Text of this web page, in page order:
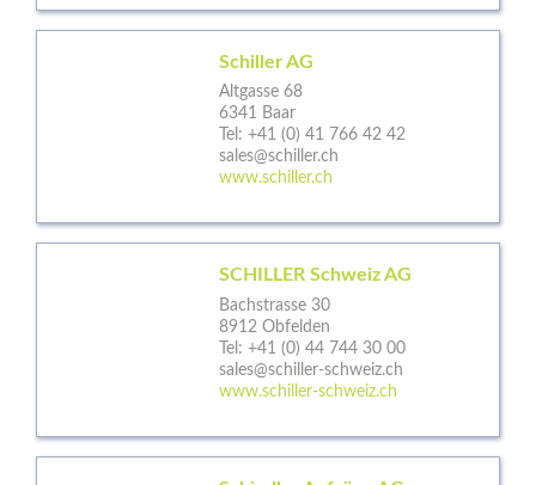
Schiller AG
Altgasse 68
6341 Baar
Tel: +41 (0) 41 766 42 42
sales@schiller.ch
www.schiller.ch
SCHILLER Schweiz AG
Bachstrasse 30
8912 Obfelden
Tel: +41 (0) 44 744 30 00
sales@schiller-schweiz.ch
www.schiller-schweiz.ch